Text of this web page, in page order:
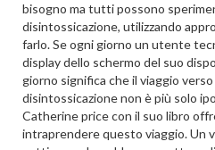
bisogno ma tutti possono
disintossicazione, utilizzando
farlo. Se ogni giorno un utente
display dello schermo del suo
giorno significa che il viaggio
disintossicazione non è più solo
Catherine price con il suo libro
intraprendere questo viaggio. Un